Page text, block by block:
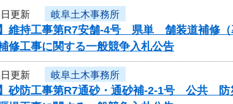
更新 岐阜土木事務所
】維持工事第R7安舗-4号 県単 舗装道補修
工事に関する一般競争入札公告
更新 岐阜土木事務所
】砂防工事第R7通砂・通砂補-2-1号 公共 防